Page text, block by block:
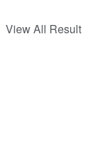
View All Result